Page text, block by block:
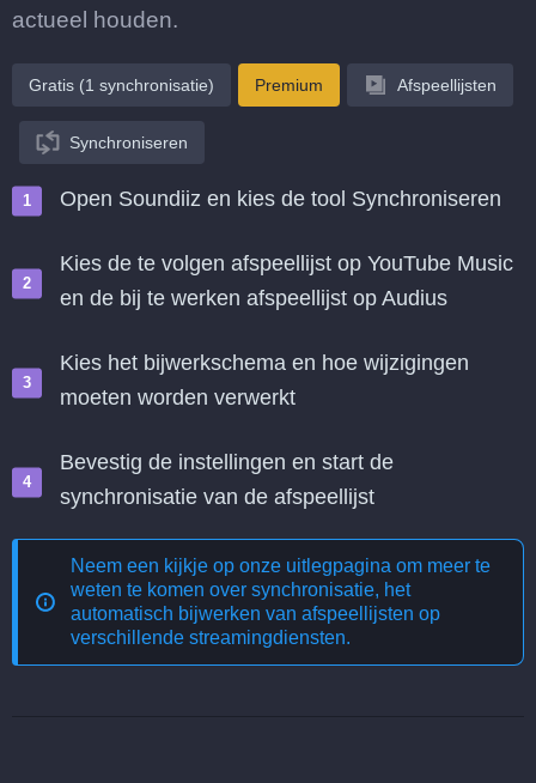
actueel houden.
Gratis (1 synchronisatie) Premium Afspeellijsten
Synchroniseren
Open Soundiiz en kies de tool Synchroniseren
Kies de te volgen afspeellijst op YouTube Music
en de bij te werken afspeellijst op Audius
Kies het bijwerkschema en hoe wijzigingen
moeten worden verwerkt
Bevestig de instellingen en start de
synchronisatie van de afspeellijst
Neem een kijkje op onze uitlegpagina om meer te
weten te komen over synchronisatie, het
automatisch bijwerken van afspeellijsten op
verschillende streamingdiensten.